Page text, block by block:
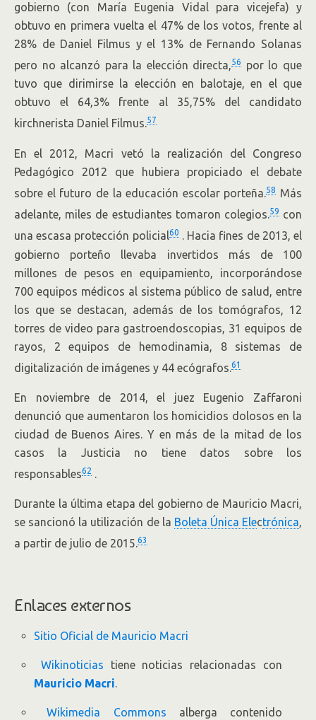
gobierno (con María Eugenia Vidal para vicejefa) y
obtuvo en primera vuelta el 47% de los votos, frente al
28% de Daniel Filmus y el 13% de Fernando Solanas
pero no alcanzó para la elección directa,56
por lo que
tuvo que dirimirse la elección en balotaje, en el que
obtuvo el 64,3% frente al 35,75% del candidato
kirchnerista Daniel Filmus.57
En el 2012, Macri vetó la realización del Congreso
Pedagógico 2012 que hubiera propiciado el debate
sobre el futuro de la educación escolar porteña.58
Más
adelante, miles de estudiantes tomaron colegios.59con
una escasa protección policial60. Hacia fines de 2013, el
gobierno porteño llevaba invertidos más de 100
millones de pesos en equipamiento, incorporándose
700 equipos médicos al sistema público de salud, entre
los que se destacan, además de los tomógrafos, 12
torres de video para gastroendoscopias, 31 equipos de
rayos, 2 equipos de hemodinamia, 8 sistemas de
digitalización de imágenes y 44 ecógrafos.61
En noviembre de 2014, el juez Eugenio Zaffaroni
denunció que aumentaron los homicidios dolosos en la
ciudad de Buenos Aires. Y en más de la mitad de los
casos la Justicia no tiene datos sobre los
responsables62 .
Durante la última etapa del gobierno de Mauricio Macri,
se sancionó la utilización de la Boleta Única Electrónica,
a partir de julio de 2015.63
Enlaces externos
Sitio Oficial de Mauricio Macri
Wikinoticias tiene noticias relacionadas con
Mauricio Macri.
Wikimedia Commons alberga contenido